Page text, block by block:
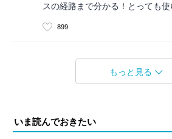
スの経路まで分かる！とっても
899
もっと見る
いま読んでおきたい